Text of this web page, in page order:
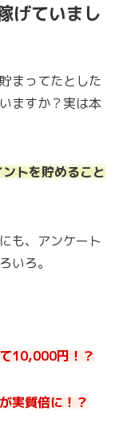
げていまし
まってたとした
ますか？実は本
トを貯めること
も、アンケート
いろ。
10,000円！？
実質倍に！？